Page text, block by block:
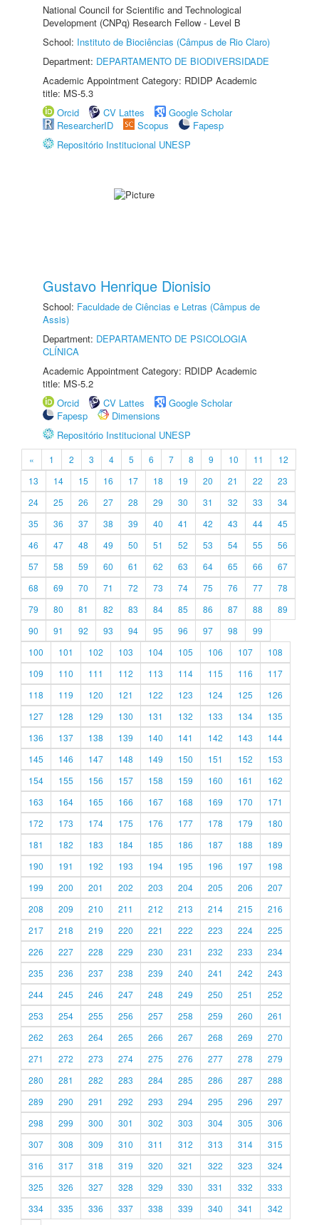
National Council for Scientific and Technological
Development (CNPq) Research Fellow - Level B
School: Instituto de Biociências (Câmpus de Rio Claro)
Department: DEPARTAMENTO DE BIODIVERSIDADE
Academic Appointment Category: RDIDP Academic
title: MS-5.3
Orcid
CV Lattes
Google Scholar
ResearcherID
Scopus
Fapesp
Repositório Institucional UNESP
Gustavo Henrique Dionisio
School: Faculdade de Ciências e Letras (Câmpus de
Assis)
Department: DEPARTAMENTO DE PSICOLOGIA
CLÍNICA
Academic Appointment Category: RDIDP Academic
title: MS-5.2
Orcid
CV Lattes
Google Scholar
Fapesp
Dimensions
Repositório Institucional UNESP
« 1 2 3 4 5 6 7 8 9 10 11
12
13
14 15 16 17 18 19 20 21 22
23
24
25 26 27 28 29 30 31 32 33
34
35
36 37 38 39 40 41 42 43 44
45
46
47 48 49 50 51 52 53 54 55
56
57
58 59 60 61 62 63 64 65 66
67
68
69 70 71 72 73 74 75 76 77
78
79
80 81 82 83 84 85 86 87 88
89
90
91 92 93 94 95 96 97 98
99
100
101 102 103 104 105 106 107
108
109
110 111 112 113 114 115 116
117
118
119 120 121 122 123 124 125
126
127
128 129 130 131 132 133 134
135
136
137 138 139 140 141 142 143
144
145
146 147 148 149 150 151 152
153
154
155 156 157 158 159 160 161
162
163
164 165 166 167 168 169 170
171
172
173 174 175 176 177 178 179
180
181
182 183 184 185 186 187 188
189
190
191 192 193 194 195 196 197
198
199
200 201 202 203 204 205 206
207
208
209 210 211 212 213 214 215
216
217
218 219 220 221 222 223 224
225
226
227 228 229 230 231 232 233
234
235
236 237 238 239 240 241 242
243
244
245 246 247 248 249 250 251
252
253
254 255 256 257 258 259 260
261
262
263 264 265 266 267 268 269
270
271
272 273 274 275 276 277 278
279
280
281 282 283 284 285 286 287
288
289
290 291 292 293 294 295 296
297
298
299 300 301 302 303 304 305
306
307
308 309 310 311 312 313 314
315
316
317 318 319 320 321 322 323
324
325
326 327 328 329 330 331 332
333
334
335 336 337 338 339 340 341
342